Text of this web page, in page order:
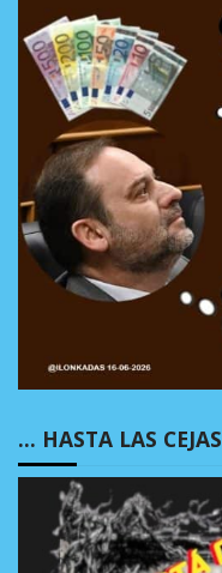
… HASTA LAS CEJAS